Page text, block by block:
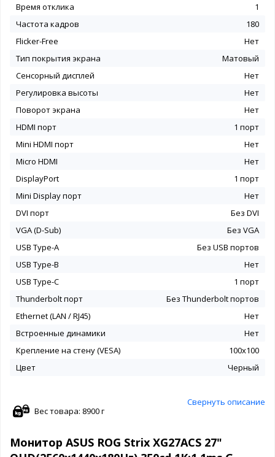
Время отклика
1
Частота кадров
180
Flicker-Free
Нет
Тип покрытия экрана
Матовый
Сенсорный дисплей
Нет
Регулировка высоты
Нет
Поворот экрана
Нет
HDMI порт
1 порт
Mini HDMI порт
Нет
Micro HDMI
Нет
DisplayPort
1 порт
Mini Display порт
Нет
DVI порт
Без DVI
VGA (D-Sub)
Без VGA
USB Type-A
Без USB портов
USB Type-B
Нет
USB Type-C
1 порт
Thunderbolt порт
Без Thunderbolt портов
Ethernet (LAN / RJ45)
Нет
Встроенные динамики
Нет
Крепление на стену (VESA)
100x100
Цвет
Черный
Свернуть описание
Вес товара: 8900 г
Монитор ASUS ROG Strix XG27ACS 27"